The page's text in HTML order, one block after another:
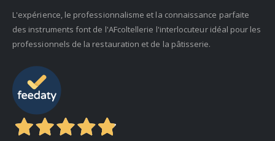
L'expérience, le professionnalisme et la connaissance parfaite
des instruments font de l'AFcoltellerie l'interlocuteur idéal pour les
professionnels de la restauration et de la pâtisserie.